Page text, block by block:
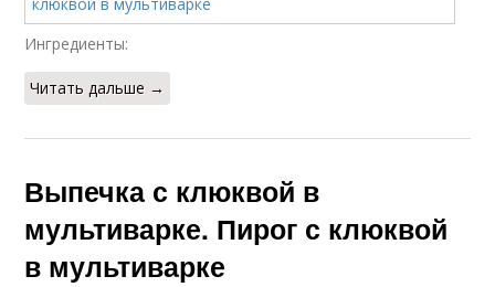
Ингредиенты:
Читать дальше →
Выпечка с клюквой в
мультиварке. Пирог с клюквой
в мультиварке